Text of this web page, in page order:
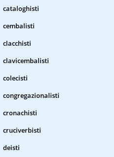
cataloghisti
cembalisti
clacchisti
clavicembalisti
colecisti
congregazionalisti
cronachisti
cruciverbisti
deisti